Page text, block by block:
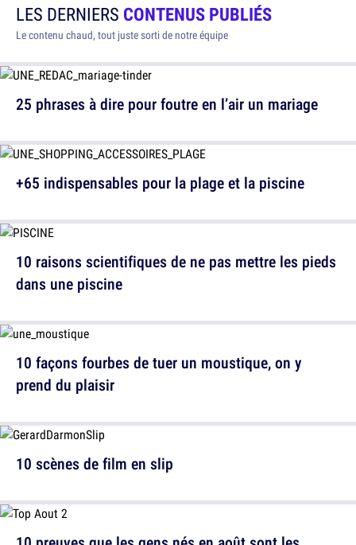
LES DERNIERS CONTENUS PUBLIÉS
Le contenu chaud, tout juste sorti de notre équipe
25 phrases à dire pour foutre en l’air un mariage
10 raisons scientifiques de ne pas mettre les pieds
dans une piscine
10 scènes de film en slip
+65 indispensables pour la plage et la piscine
10 façons fourbes de tuer un moustique, on y
prend du plaisir